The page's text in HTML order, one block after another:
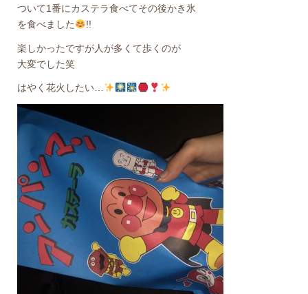
ついて1番にカステラ食べてその後かき氷
を食べました
!!
楽しかったですが人が多くて歩くのが
大変でした笑
はやく花火したい…